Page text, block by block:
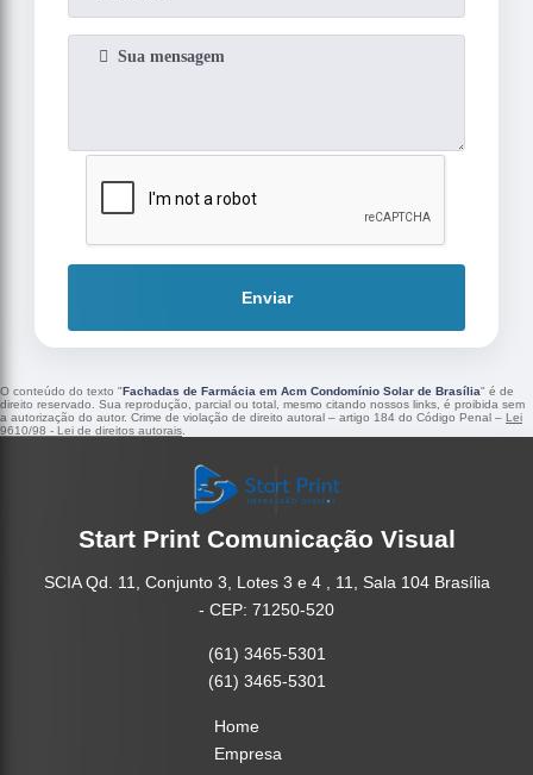
Enviar
O conteúdo do texto "Fachadas de Farmácia em Acm Condomínio Solar de Brasília" é de
direito reservado. Sua reprodução, parcial ou total, mesmo citando nossos links, é proibida sem
a autorização do autor. Crime de violação de direito autoral – artigo 184 do Código Penal – Lei
9610/98 - Lei de direitos autorais
Start Print Comunicação Visual
SCIA Qd. 11, Conjunto 3, Lotes 3 e 4 , 11, Sala 104 Brasília
- CEP: 71250-520
(61) 3465-5301
(61) 3465-5301
Home
Empresa